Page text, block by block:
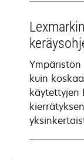
kuin
käytettyjen